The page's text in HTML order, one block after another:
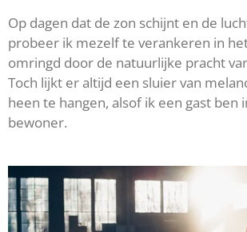
Op dagen dat de zon schijnt en de
probeer ik mezelf te verankeren in
omringd door de natuurlijke pracht
Toch lijkt er altijd een sluier van
heen te hangen, alsof ik een gast ben
bewoner.